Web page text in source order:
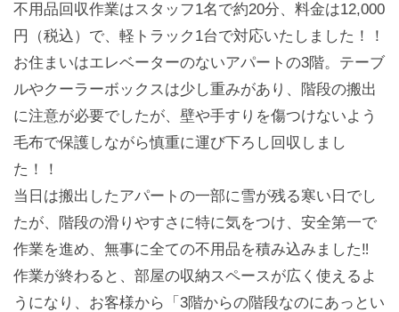
不用品回収作業はスタッフ1名で約20分、料金は12,000
円（税込）で、軽トラック1台で対応いたしました！！
お住まいはエレベーターのないアパートの3階。テーブ
ルやクーラーボックスは少し重みがあり、階段の搬出
に注意が必要でしたが、壁や手すりを傷つけないよう
毛布で保護しながら慎重に運び下ろし回収しまし
た！！
当日は搬出したアパートの一部に雪が残る寒い日でし
たが、階段の滑りやすさに特に気をつけ、安全第一で
作業を進め、無事に全ての不用品を積み込みました‼️
作業が終わると、部屋の収納スペースが広く使えるよ
うになり、お客様から「3階からの階段なのにあっとい